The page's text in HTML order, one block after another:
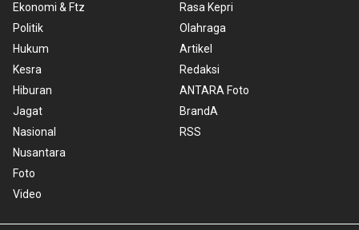
Ekonomi & Ftz
Politik
Hukum
Kesra
Hiburan
Jagat
Nasional
Nusantara
Foto
Video
Rasa Kepri
Olahraga
Artikel
Redaksi
ANTARA Foto
BrandA
RSS